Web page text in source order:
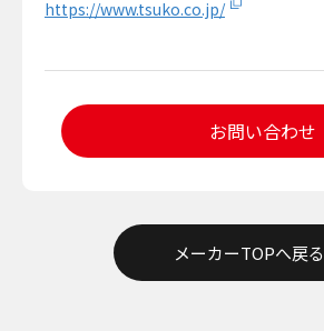
https://www.tsuko.co.jp/
お問い合わせ
メーカーTOPへ戻る